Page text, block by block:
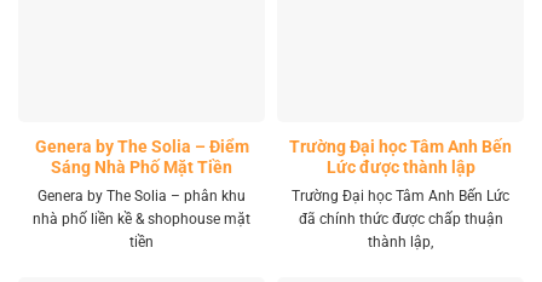
Genera by The Solia – Điểm
Sáng Nhà Phố Mặt Tiền
Vành Đai 4 Khu Tây
Genera by The Solia – phân khu
nhà phố liền kề & shophouse mặt
tiền
Trường Đại học Tâm Anh Bến
Lức được thành lập
Trường Đại học Tâm Anh Bến Lức
đã chính thức được chấp thuận
thành lập,